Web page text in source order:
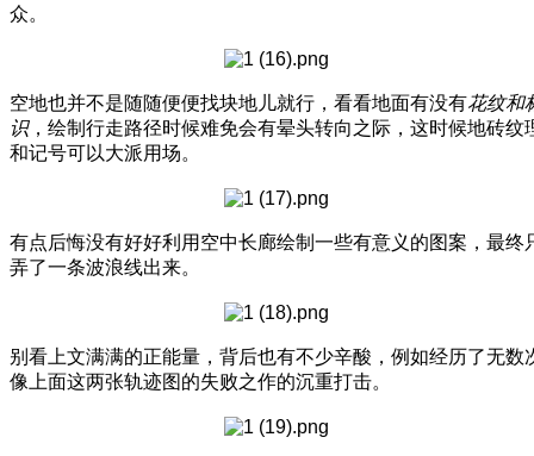
众。
空地也并不是随随便便找块地儿就行，看看地面有没有花纹和
识，绘制行走路径时候难免会有晕头转向之际，这时候地砖纹
和记号可以大派用场。
有点后悔没有好好利用空中长廊绘制一些有意义的图案，最终
弄了一条波浪线出来。
别看上文满满的正能量，背后也有不少辛酸，例如经历了无数
像上面这两张轨迹图的失败之作的沉重打击。